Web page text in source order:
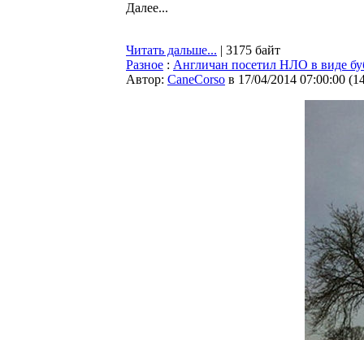
Далее...
Читать дальше... | 3175 байт
Разное : Англичан посетил НЛО в виде
Автор: CaneCorso в 17/04/2014 07:00:00 (